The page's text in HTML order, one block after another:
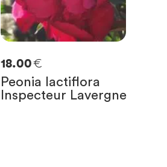
18.00€
Peonia lactiflora
Inspecteur Lavergne